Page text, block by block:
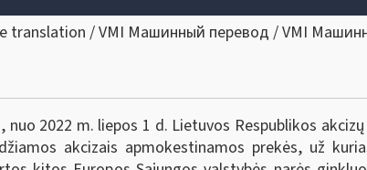
translation / VMI Машинный перевод / VMI
, nuo 2022 m. liepos 1 d. Lietuvos Respublikos
akcizais apmokestinamos prekės, už